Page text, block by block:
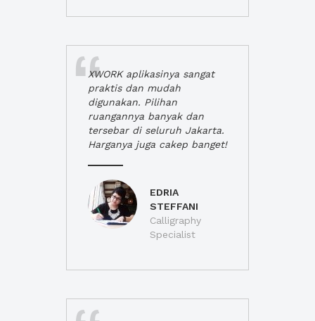
XWORK aplikasinya sangat
praktis dan mudah
digunakan. Pilihan
ruangannya banyak dan
tersebar di seluruh Jakarta.
Harganya juga cakep banget!
EDRIA
STEFFANI
Calligraphy
Specialist